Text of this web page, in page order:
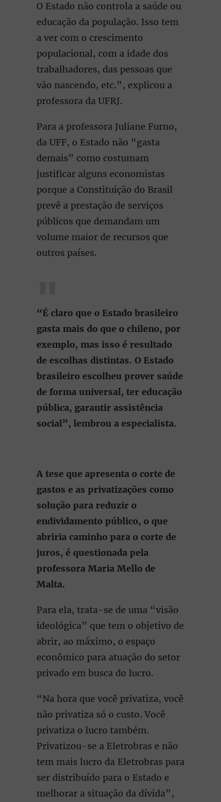
O Estado não controla a saúde ou
educação da população. Isso tem
a ver com o crescimento
populacional, com a idade dos
trabalhadores, das pessoas que
vão nascendo, etc.”, explicou a
professora da UFRJ.
Para a professora Juliane Furno,
da UFF, o Estado não “gasta
demais” como costumam
justificar alguns economistas
porque a Constituição do Brasil
prevê a prestação de serviços
públicos que demandam um
volume maior de recursos que
outros países.
“É claro que o Estado brasileiro
gasta mais do que o chileno, por
exemplo, mas isso é resultado
de escolhas distintas. O Estado
brasileiro escolheu prover saúde
de forma universal, ter educação
pública, garantir assistência
social”, lembrou a especialista.
A tese que apresenta o corte de
gastos e as privatizações como
solução para reduzir o
endividamento público, o que
abriria caminho para o corte de
juros, é questionada pela
professora Maria Mello de
Malta.
Para ela, trata-se de uma “visão
ideológica” que tem o objetivo de
abrir, ao máximo, o espaço
econômico para atuação do setor
privado em busca do lucro.
“Na hora que você privatiza, você
não privatiza só o custo. Você
privatiza o lucro também.
Privatizou-se a Eletrobras e não
tem mais lucro da Eletrobras para
ser distribuído para o Estado e
melhorar a situação da dívida”,